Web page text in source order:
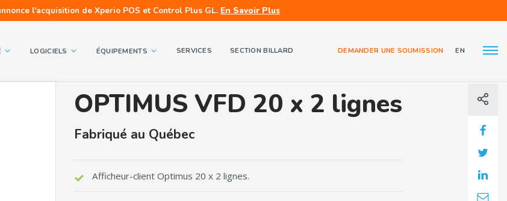
l'acquisition de Xperio POS et Control Plus GL. En Savoir Plus
LOGICIELS ÉQUIPEMENTS SERVICES SECTION BILLARD DEMANDER UNE SOUMISSION EN
OPTIMUS VFD 20 x 2 lignes
Fabriqué au Québec
Afficheur-client Optimus 20 x 2 lignes.